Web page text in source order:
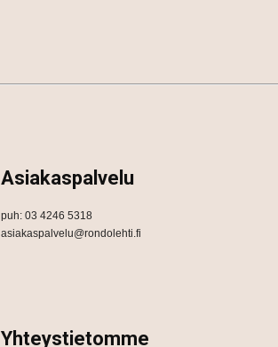
Asiakaspalvelu
puh: 03 4246 5318
asiakaspalvelu@rondolehti.fi
Yhteystietomme